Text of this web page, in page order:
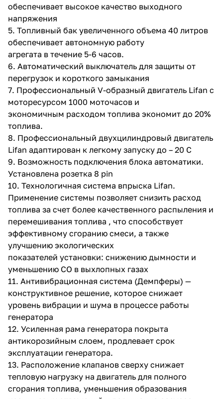
обеспечивает высокое качество выходного
напряжения
5. Топливный бак увеличенного объема 40 литров
обеспечивает автономную работу
агрегата в течение 5-6 часов.
6. Автоматический выключатель для защиты от
перегрузок и короткого замыкания
7. Профессиональный V-образный двигатель Lifan с
моторесурсом 1000 моточасов и
экономичным расходом топлива экономит до 20%
топлива.
8. Профессиональный двухцилиндровый двигатель
Lifan адаптирован к легкому запуску до – 20 С
9. Возможность подключения блока автоматики.
Установлена розетка 8 pin
10. Технологичная система впрыска Lifan.
Применение системы позволяет снизить расход
топлива за счет более качественного распыления и
перемешивания топлива , что способствует
эффективному сгоранию смеси, а также
улучшению экологических
показателей установки: снижению дымности и
уменьшению CO в выхлопных газах
11. Антивибрационная система (Демпферы) —
конструктивное решение, которое снижает
уровень вибрации и шума в процессе работы
генератора
12. Усиленная рама генератора покрыта
антикорозийным слоем, продлевает срок
эксплуатации генератора.
13. Расположение клапанов сверху снижает
тепловую нагрузку на двигатель для полного
сгорания топлива, уменьшения образования